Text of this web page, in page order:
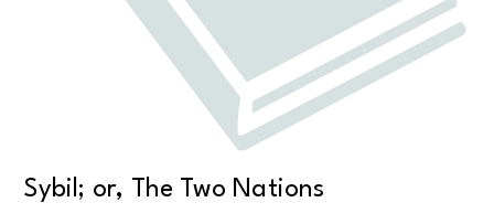
Sybil; or, The Two Nations